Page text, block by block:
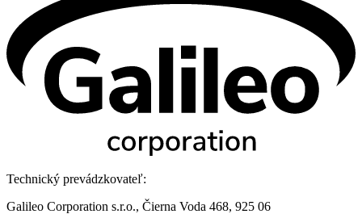
Technický prevádzkovateľ:
Galileo Corporation s.r.o., Čierna Voda 468, 925 06